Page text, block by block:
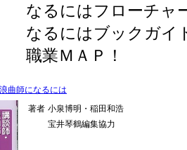
なるにはフローチ
なるにはブックガイ
職業ＭＡＰ！
曲師になるには
著者 小泉博明・稲田和浩
宝井琴鶴編集協力